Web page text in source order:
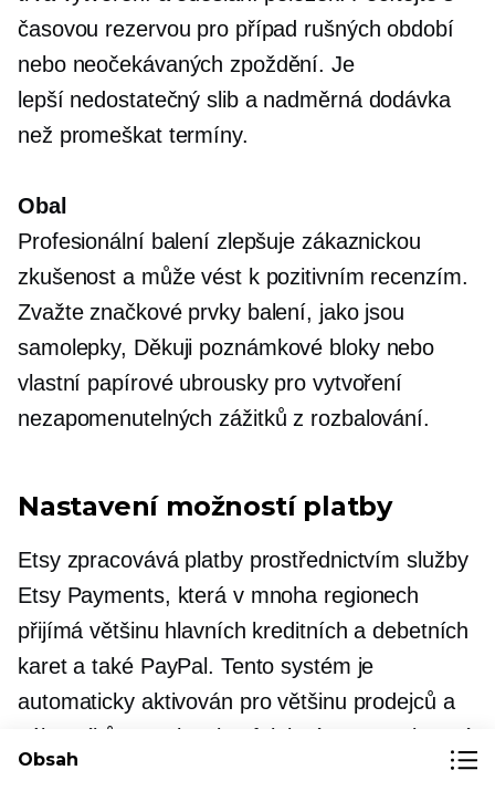
časovou rezervou pro případ rušných období
nebo neočekávaných zpoždění. Je
lepší nedostatečný sliba nadměrná dodávka
než promeškat termíny.
Obal
Profesionální balení zlepšuje zákaznickou
zkušenost a může vést k pozitivním recenzím.
Zvažte značkové prvky balení, jako jsou
samolepky, Děkuji poznámkové bloky nebo
vlastní papírové ubrousky pro vytvoření
nezapomenutelných zážitků z rozbalování.
Nastavení možností platby
Etsy zpracovává platby prostřednictvím služby
Etsy Payments, která v mnoha regionech
přijímá většinu hlavních kreditních a debetních
karet a také PayPal. Tento systém je
automaticky aktivován pro většinu prodejců a
zákazníkům poskytuje efektivní proces placení.
Obsah